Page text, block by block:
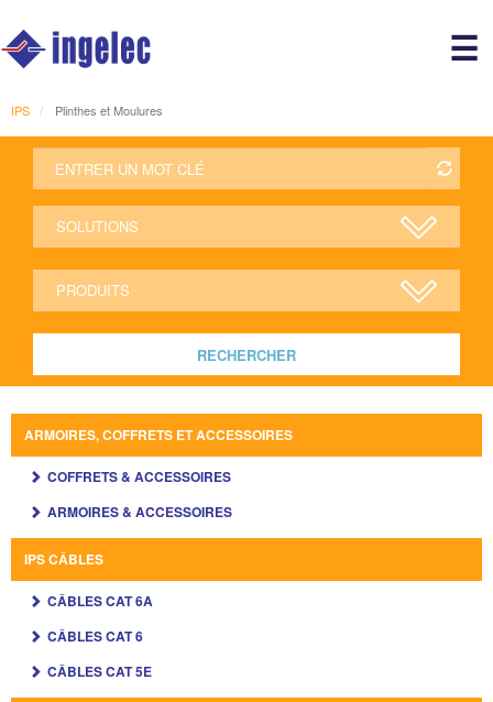
☰
IPS Plinthes et Moulures
RECHERCHER
ARMOIRES, COFFRETS ET ACCESSOIRES
COFFRETS & ACCESSOIRES
ARMOIRES & ACCESSOIRES
IPS CÂBLES
CÂBLES CAT 6A
CÂBLES CAT 6
CÂBLES CAT 5E